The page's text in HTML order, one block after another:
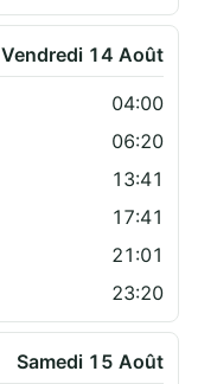
Vendredi 14 Août
04:00
06:20
13:41
17:41
21:01
23:20
Samedi 15 Août